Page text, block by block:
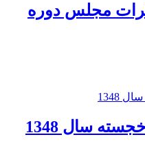
مجلس دوره
سال 1348